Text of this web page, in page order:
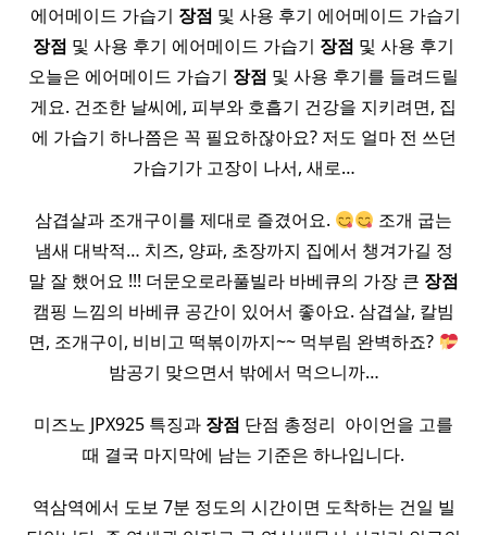
​ 에어메이드 가습기 장점 및 사용 후기 에어메이드 가습기
장점 및 사용 후기 에어메이드 가습기 장점 및 사용 후기
오늘은 에어메이드 가습기 장점 및 사용 후기를 들려드릴
게요. 건조한 날씨에, 피부와 호흡기 건강을 지키려면, 집
에 가습기 하나쯤은 꼭 필요하잖아요? 저도 얼마 전 쓰던
가습기가 고장이 나서, 새로…
삼겹살과 조개구이를 제대로 즐겼어요.
조개 굽는
냄새 대박적… 치즈, 양파, 초장까지 집에서 챙겨가길 정
말 잘 했어요 !!! 더문오로라풀빌라 바베큐의 가장 큰 장점
캠핑 느낌의 바베큐 공간이 있어서 좋아요. 삼겹살, 칼빔
면, 조개구이, 비비고 떡볶이까지~~ 먹부림 완벽하죠?
밤공기 맞으면서 밖에서 먹으니까…
미즈노 JPX925 특징과 장점 단점 총정리 ​ 아이언을 고를
때 결국 마지막에 남는 기준은 하나입니다.
역삼역에서 도보 7분 정도의 시간이면 도착하는 건일 빌